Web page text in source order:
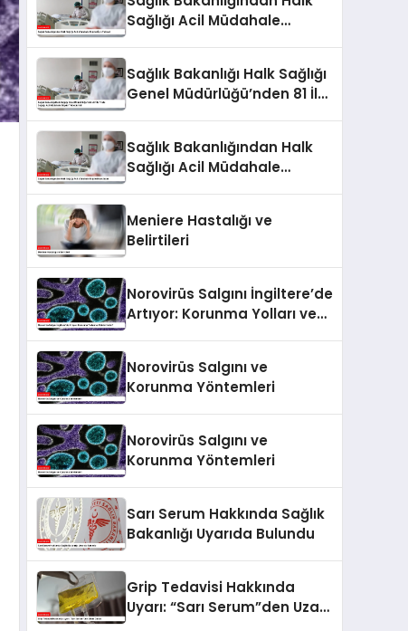
Sağlığı Acil Müdahale
Sağlık Bakanlığı Halk Sağlığı
Genel Müdürlüğü’nden 81 İle
Sağlık Bakanlığından Halk
Sağlığı Acil Müdahale
Meniere Hastalığı ve
Belirtileri
Norovirüs Salgını İngiltere’de
Artıyor: Korunma Yolları ve
Norovirüs Salgını ve
Korunma Yöntemleri
Norovirüs Salgını ve
Korunma Yöntemleri
Sarı Serum Hakkında Sağlık
Bakanlığı Uyarıda Bulundu
Grip Tedavisi Hakkında
Uyarı: “Sarı Serum”den Uzak